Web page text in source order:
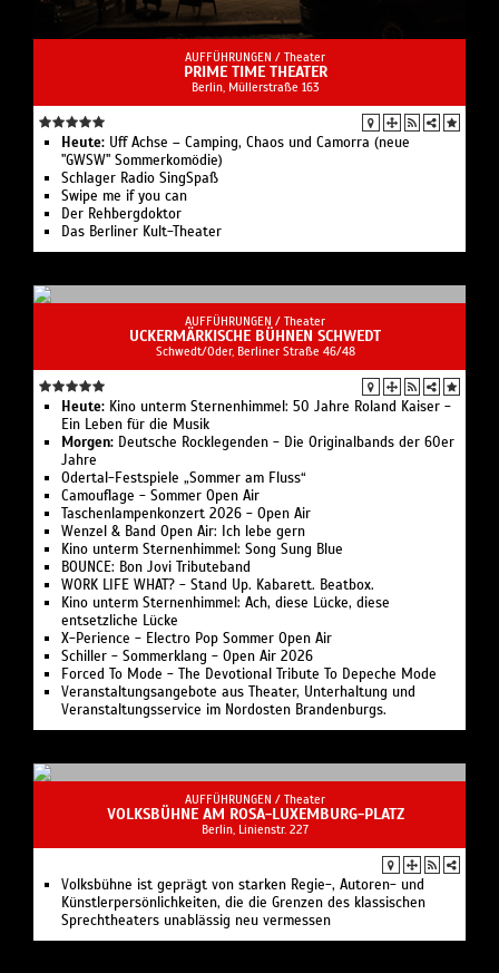
AUFFÜHRUNGEN / Theater
PRIME TIME THEATER
Berlin, ​Müllerstraße 163
Heute: Uff Achse – Camping, Chaos und Camorra (neue
"GWSW" Sommerkomödie)
Schlager Radio SingSpaß
Swipe me if you can
Der Rehbergdoktor
Das Berliner Kult-Theater
AUFFÜHRUNGEN / Theater
UCKERMÄRKISCHE BÜHNEN SCHWEDT
Schwedt/Oder, Berliner Straße 46/48
Heute: Kino unterm Sternenhimmel: 50 Jahre Roland Kaiser -
Ein Leben für die Musik
Morgen: Deutsche Rocklegenden - Die Originalbands der 60er
Jahre
Odertal-Festspiele „Sommer am Fluss“
Camouflage - Sommer Open Air
Taschenlampenkonzert 2026 - Open Air
Wenzel & Band Open Air: Ich lebe gern
Kino unterm Sternenhimmel: Song Sung Blue
BOUNCE: Bon Jovi Tributeband
WORK LIFE WHAT? - Stand Up. Kabarett. Beatbox.
Kino unterm Sternenhimmel: Ach, diese Lücke, diese
entsetzliche Lücke
X-Perience - Electro Pop Sommer Open Air
Schiller - Sommerklang - Open Air 2026
Forced To Mode - The Devotional Tribute To Depeche Mode
Veranstaltungsangebote aus Theater, Unterhaltung und
Veranstaltungsservice im Nordosten Brandenburgs.
AUFFÜHRUNGEN / Theater
VOLKSBÜHNE AM ROSA-LUXEMBURG-PLATZ
Berlin, Linienstr. 227
Volksbühne ist geprägt von starken Regie-, Autoren- und
Künstlerpersönlichkeiten, die die Grenzen des klassischen
Sprechtheaters unablässig neu vermessen